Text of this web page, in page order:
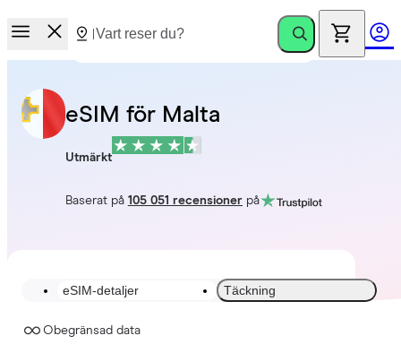
eSIM för Malta
Utmärkt
Baserat på 105 051 recensionerpå
eSIM-detaljer Täckning
Obegränsad data